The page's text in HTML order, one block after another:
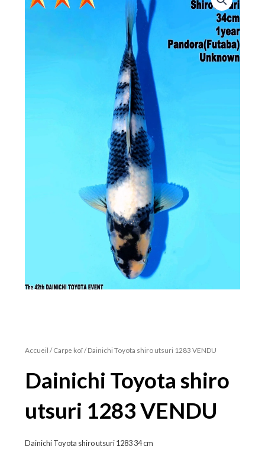
Accueil /Carpe koï/ Dainichi Toyota shiro utsuri 1283 VENDU
Dainichi Toyota shiro
utsuri 1283 VENDU
Dainichi Toyota shiro utsuri 1283 34 cm